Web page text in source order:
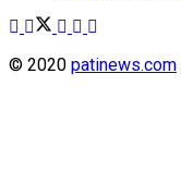
© 2020 patinews.com